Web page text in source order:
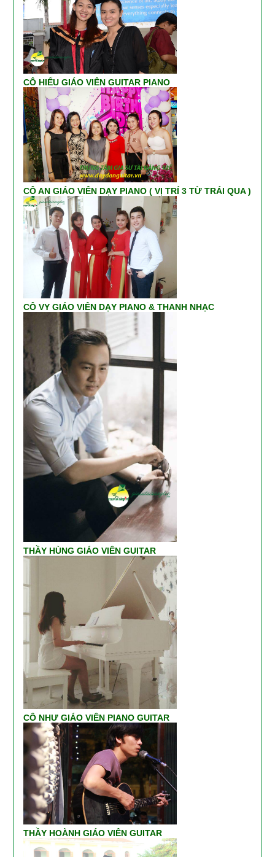
CÔ HIẾU GIÁO VIÊN GUITAR PIANO
CÔ AN GIÁO VIÊN DẠY PIANO ( VỊ TRÍ 3 TỪ TRÁI QUA )
CÔ VY GIÁO VIÊN DẠY PIANO & THANH NHẠC
THẦY HÙNG GIÁO VIÊN GUITAR
CÔ NHƯ GIÁO VIÊN PIANO GUITAR
THẦY HOÀNH GIÁO VIÊN GUITAR